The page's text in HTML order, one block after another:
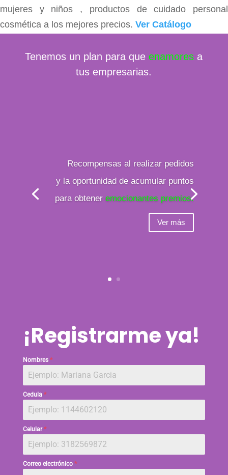
mujeres y niños , productos de cuidado personal
cosmética a los mejores precios. Ver Catálogo
Tenemos un plan para queenamores a
tus empresarias.
Recompensas al realizar pedidos
y la oportunidad de acumular puntos
para obtener emocionantes premios.
Ver más
¡Registrarme ya!
Nombres *
Cedula *
Celular*
Correo electrónico *